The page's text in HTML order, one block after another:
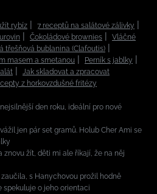
rybíz
7 receptů na salátové zálivky
Čokoládové brownies
Vláčné
třešňová bublanina (Clafoutis)
masem a smetanou
Perník s jablky
Jak skladovat a zpracovat
z horkovzdušné fritézy
den roku, ideální pro nové
jen pár set gramů. Holub Cher Ami se
znovu žít, děti mi ale říkají, že na něj
zaučila, s Hanychovou prožil hodně
spekuluje o jeho orientaci